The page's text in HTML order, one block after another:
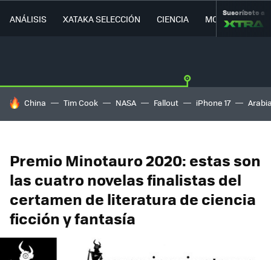
ANÁLISIS XATAKA SELECCIÓN CIENCIA MOVILIDAD
Suscríbete a
HOY SE HABLA DE
China Tim Cook NASA Fallout iPhone 17
Premio Minotauro 2020: estas son
las cuatro novelas finalistas del
certamen de literatura de ciencia
ficción y fantasía